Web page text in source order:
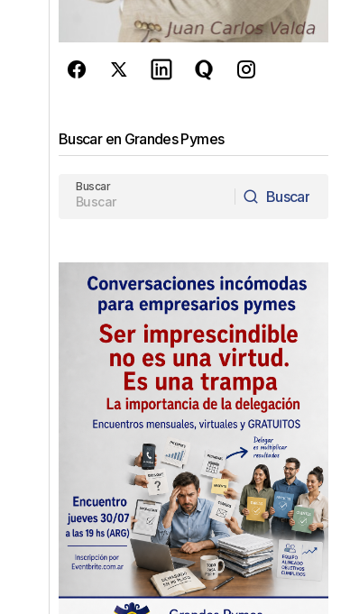
Buscar en Grandes Pymes
Buscar
Buscar